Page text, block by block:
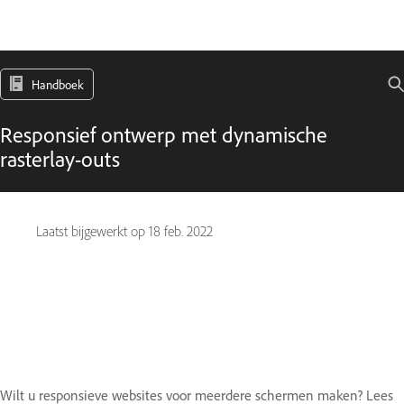
Handboek
Responsief ontwerp met dynamische
rasterlay-outs
Laatst bijgewerkt op 18 feb. 2022
Wilt u responsieve websites voor meerdere schermen maken? Lees